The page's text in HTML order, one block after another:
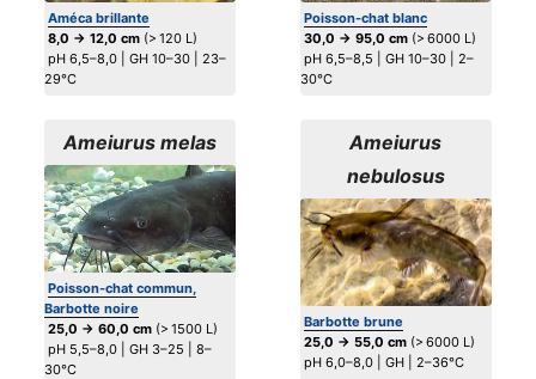
Améca brillante
8,0 → 12,0 cm (> 120 L)
pH 6,5–8,0 | GH 10–30 | 23–
29°C
Poisson-chat blanc
30,0 → 95,0 cm(> 6000 L)
pH 6,5–8,5 | GH 10–30 | 2–
30°C
Ameiurus melas
Poisson-chat commun,
Barbotte noire
25,0 → 60,0 cm (> 1500 L)
pH 5,5–8,0 | GH 3–25 | 8–
30°C
Ameiurus
nebulosus
Barbotte brune
25,0 → 55,0 cm(> 6000 L)
pH 6,0–8,0 | GH | 2–36°C